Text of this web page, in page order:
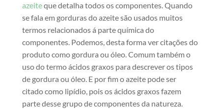
azeiteque detalha todos os componentes. Quando
se fala em gorduras do azeite são usados muitos
termos relacionados á parte química do
componentes. Podemos, desta forma ver citações do
produto como gordura ou óleo. Comum também o
uso do termo ácidos graxos para descrever os tipos
de gordura ou óleo. E por fim o azeite pode ser
citado como lipídio, pois os ácidos graxos fazem
parte desse grupo de componentes da natureza.